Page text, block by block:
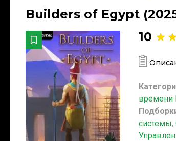
Builders of Egypt
10
времени
системы,